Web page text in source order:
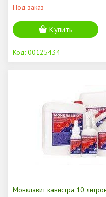
Под заказ
Купить
00125434
Монклавит канистра 10